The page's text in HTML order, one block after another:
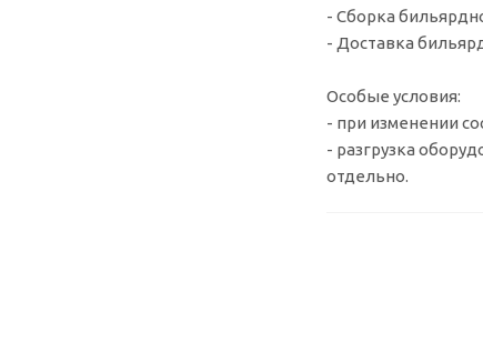
- Сборка
- Доставка
Особые условия:
- при изменении
- разгрузка
отдельно.